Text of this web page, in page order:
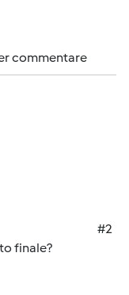
commentare
#2
finale?